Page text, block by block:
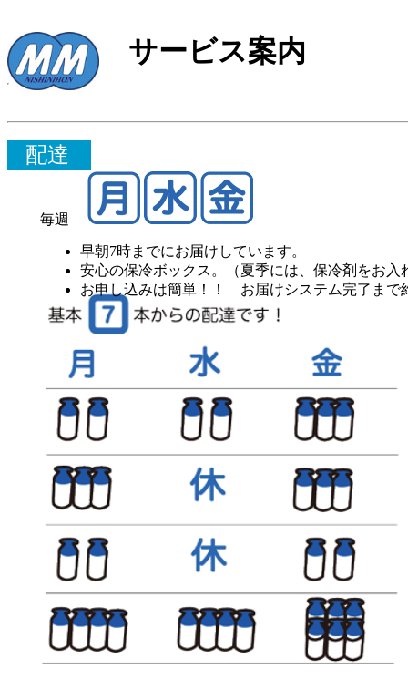
サービス案内
毎週
配達
早朝7時までにお届けしています。
安心の保冷ボックス。（夏季には、保冷剤をお入
お申し込みは簡単！！ お届けシステム完了まで